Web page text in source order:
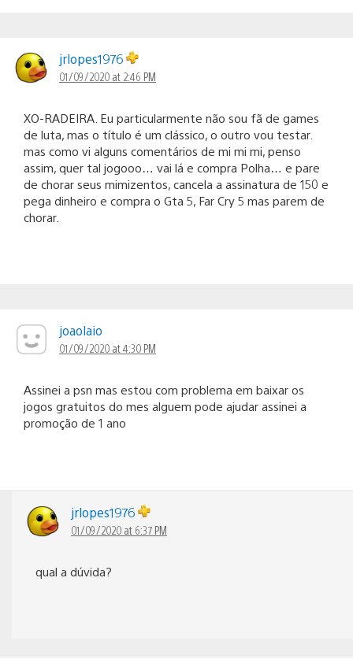
jrlopes1976
01/09/2020 at 2:46 PM
XO-RADEIRA. Eu particularmente não sou fã de games
de luta, mas o título é um clássico, o outro vou testar.
mas como vi alguns comentários de mi mi mi, penso
assim, quer tal jogooo… vai lá e compra Polha… e pare
de chorar seus mimizentos, cancela a assinatura de 150 e
pega dinheiro e compra o Gta 5, Far Cry 5 mas parem de
chorar.
joaolaio
01/09/2020 at 4:30 PM
Assinei a psn mas estou com problema em baixar os
jogos gratuitos do mes alguem pode ajudar assinei a
promoção de 1 ano
jrlopes1976
01/09/2020 at 6:37 PM
qual a dúvida?